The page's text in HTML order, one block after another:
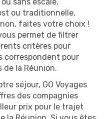
ou traditionnelle,
faites votre choix !
permet de filtrer
critères pour
correspondent pour
la Réunion.
séjour, GO Voyages
des compagnies
prix pour le trajet